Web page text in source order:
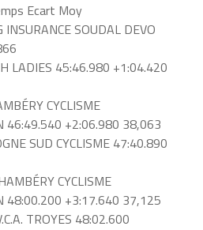
Ecart Moy
SOUDAL DEVO
LADIES 45:46.980 +1:04.420
CYCLISME
46:49.540 +2:06.980 38,063
SUD CYCLISME 47:40.890
CYCLISME
48:00.200 +3:17.640 37,125
TROYES 48:02.600